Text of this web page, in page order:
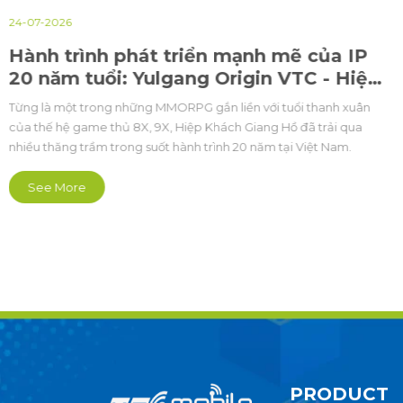
24-07-2026
Hành trình phát triển mạnh mẽ của IP
20 năm tuổi: Yulgang Origin VTC - Hiệp
khách PC
Từng là một trong những MMORPG gắn liền với tuổi thanh xuân
của thế hệ game thủ 8X, 9X, Hiệp Khách Giang Hồ đã trải qua
nhiều thăng trầm trong suốt hành trình 20 năm tại Việt Nam.
See More
PRODUCT